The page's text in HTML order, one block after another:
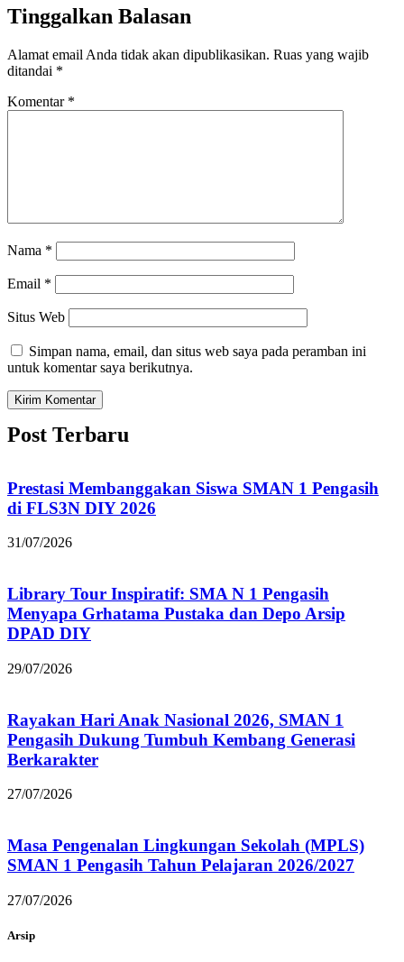
Tinggalkan Balasan
Alamat email Anda tidak akan dipublikasikan. Ruas yang wajib
ditandai *
Komentar *
Nama *
Email *
Situs Web
Simpan nama, email, dan situs web saya pada peramban ini
untuk komentar saya berikutnya.
Post Terbaru
Prestasi Membanggakan Siswa SMAN 1 Pengasih
di FLS3N DIY 2026
31/07/2026
Library Tour Inspiratif: SMA N 1 Pengasih
Menyapa Grhatama Pustaka dan Depo Arsip
DPAD DIY
29/07/2026
Rayakan Hari Anak Nasional 2026, SMAN 1
Pengasih Dukung Tumbuh Kembang Generasi
Berkarakter
27/07/2026
Masa Pengenalan Lingkungan Sekolah (MPLS)
SMAN 1 Pengasih Tahun Pelajaran 2026/2027
27/07/2026
Arsip